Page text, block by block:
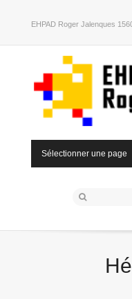
EHPAD Roger Jalenques
Sélectionner une page